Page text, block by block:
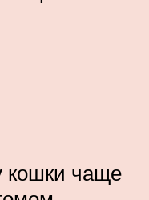
кошки чаще